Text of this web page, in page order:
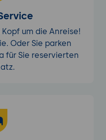
um die Anreise!
Oder Sie parken
für Sie reservierten